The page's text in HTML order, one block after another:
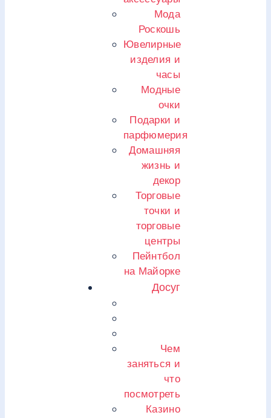
Мода
Роскошь
Ювелирные
изделия и
часы
Модные
очки
Подарки и
парфюмерия
Домашняя
жизнь и
декор
Торговые
точки и
торговые
центры
Пейнтбол
на Майорке
Досуг
Чем
заняться и
что
посмотреть
Казино